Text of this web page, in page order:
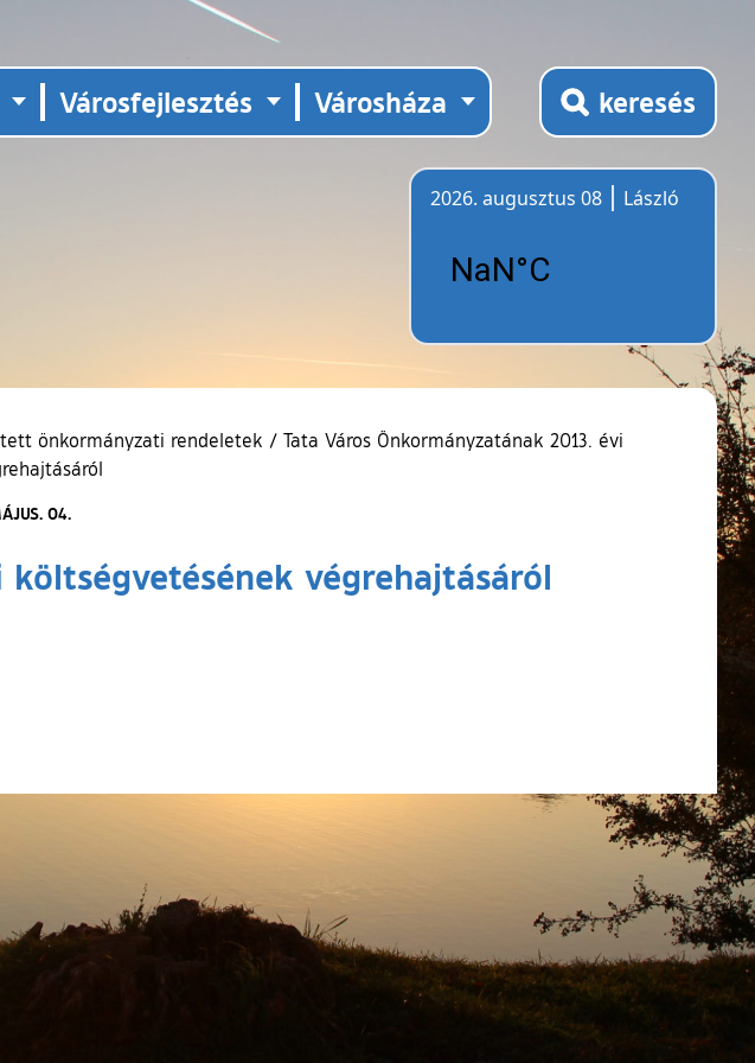
Városfejlesztés Városháza keresés
2026. augusztus 08
László
önkormányzati rendeletek / Tata Város Önkormányzatának 2013. évi
04.
költségvetésének végrehajtásáról